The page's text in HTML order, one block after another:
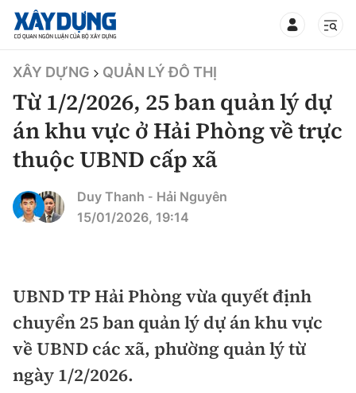
TIN BỘ XÂY DỰNG
CHUYÊN MỤC
Mới nhất
Chính trị
Xã hội
Chuyện dọc đường
Xây dựng
Chỉ đạo điều hành
Quy hoạch kiến trúc
Giao thông
Quản lý
XÂY DỰNG QUẢN LÝ ĐÔ THỊ
Từ 1/2/2026, 25 ban quản lý dự
án khu vực ở Hải Phòng về trực
thuộc UBND cấp xã
Duy Thanh - Hải Nguyên
15/01/2026, 19:14
UBND TP Hải Phòng vừa quyết định
chuyển 25 ban quản lý dự án khu vực
về UBND các xã, phường quản lý từ
ngày 1/2/2026.